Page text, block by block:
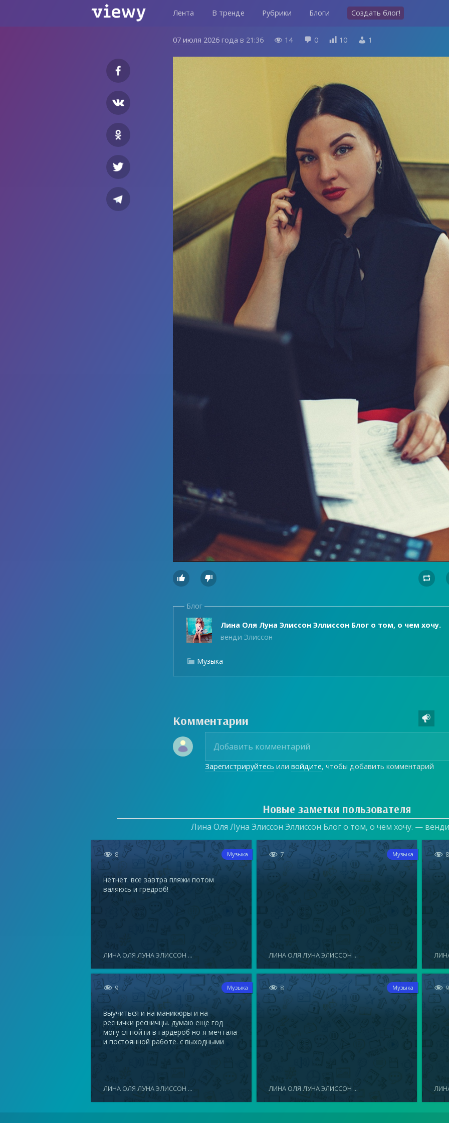
Лента В тренде Рубрики Блоги Создать блог!
07 июля 2026 года в 21:36  14  0  10  1
  
Блог
Лина Оля Луна Элиссон Эллиссон Блог о том, о чем хочу.
венди Элиссон
 Музыка
Комментарии 
Зарегистрируйтесь иливойдите, чтобы добавить комментарий
Новые заметки пользователя
Лина Оля Луна Элиссон Эллиссон Блог о том, о чем хочу. —
 8 Музыка
нетнет. все завтра пляжи потом
валяюсь и гредроб!
ЛИНА ОЛЯ ЛУНА ЭЛИССОН ...
 7 Музыка
ЛИНА ОЛЯ ЛУНА ЭЛИССОН ...
 8
 9 Музыка
выучиться и на маникюры и на
реснички ресничцы. думаю еще год
могу сл пойти в гардероб но я мечтала
и постоянной работе. с выходными
ЛИНА ОЛЯ ЛУНА ЭЛИССОН ...
 8 Музыка
ЛИНА ОЛЯ ЛУНА ЭЛИССОН ...
 9